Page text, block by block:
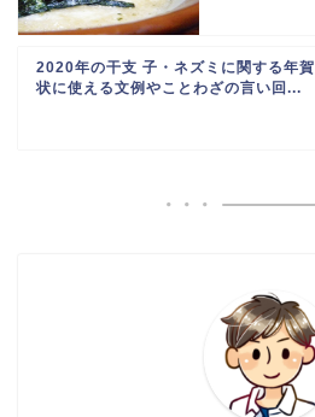
2020年の干支 子・ネズミに関する年賀
状に使える文例やことわざの言い回...